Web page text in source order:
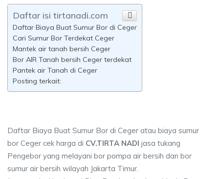
Daftar isi tirtanadi.com
Daftar Biaya Buat Sumur Bor di Ceger
Cari Sumur Bor Terdekat Ceger
Mantek air tanah bersih Ceger
Bor AIR Tanah bersih Ceger terdekat
Pantek air Tanah di Ceger
Posting terkait:
Daftar Biaya Buat Sumur Bor di Ceger atau biaya sumur
bor Ceger cek harga di CV.TIRTA NADI jasa tukang
Pengebor yang melayani bor pompa air bersih dan bor
sumur air bersih wilayah Jakarta Timur.